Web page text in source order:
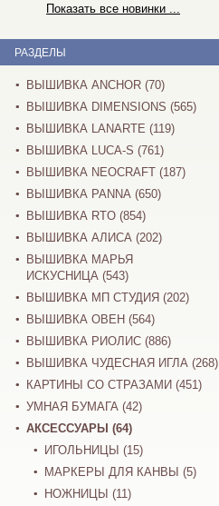
Показать все новинки ...
РАЗДЕЛЫ
ВЫШИВКА ANCHOR (70)
ВЫШИВКА DIMENSIONS (565)
ВЫШИВКА LANARTE (119)
ВЫШИВКА LUCA-S (761)
ВЫШИВКА NEOCRAFT (187)
ВЫШИВКА PANNA (650)
ВЫШИВКА RTO (854)
ВЫШИВКА АЛИСА (202)
ВЫШИВКА МАРЬЯ
ИСКУСНИЦА (543)
ВЫШИВКА МП СТУДИЯ (202)
ВЫШИВКА ОВЕН (564)
ВЫШИВКА РИОЛИС (886)
ВЫШИВКА ЧУДЕСНАЯ ИГЛА (268)
КАРТИНЫ СО СТРАЗАМИ (451)
УМНАЯ БУМАГА (42)
АКСЕССУАРЫ (64)
ИГОЛЬНИЦЫ (15)
МАРКЕРЫ ДЛЯ КАНВЫ (5)
НОЖНИЦЫ (11)